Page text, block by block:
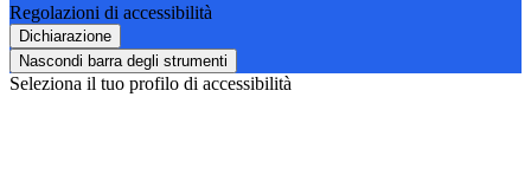
Regolazioni di accessibilità
Dichiarazione
Nascondi barra degli strumenti
Seleziona il tuo profilo di accessibilità